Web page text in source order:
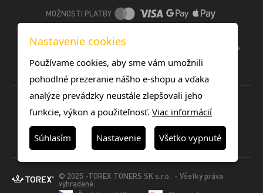
MOŽNOSTI PLATBY
© 2025 -TOREX TONERS SK s.r.o. - Všetky práva
vyhradené.
Nastavenie cookies
Používame cookies, aby sme vám umožnili
pohodlné prezeranie nášho e-shopu a vďaka
analýze prevádzky neustále zlepšovali jeho
funkcie, výkon a použiteľnosť. Viac informácií
Súhlasím Nastavenie Všetko vypnuté